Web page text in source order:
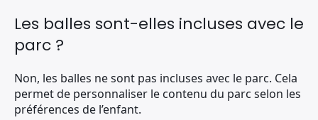
Les balles sont-elles incluses avec le
parc ?
Non, les balles ne sont pas incluses avec le parc. Cela
permet de personnaliser le contenu du parc selon les
préférences de l’enfant.